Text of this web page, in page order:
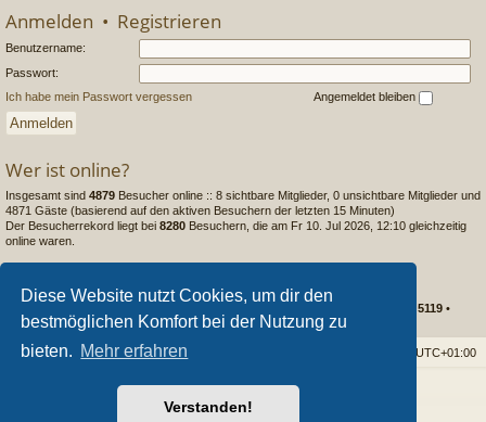
Diese Website nutzt Cookies, um dir den
bestmöglichen Komfort bei der Nutzung zu
bieten. Mehr erfahren
Verstanden!
Anmelden • Registrieren
Benutzername:
Passwort:
Ich habe mein Passwort vergessen
Angemeldet bleiben
Wer ist online?
Insgesamt sind 4879 Besucher online :: 8 sichtbare Mitglieder, 0 unsichtbare Mitglieder und
4871 Gäste (basierend auf den aktiven Besuchern der letzten 15 Minuten)
Der Besucherrekord liegt bei 8280 Besuchern, die am Fr 10. Jul 2026, 12:10 gleichzeitig
online waren.
Statistik
• Themen insgesamt 5119 •
Unser neuestes Mitglied: Matthias63
Foren-Übersicht UTC+01:00
Powered byphpBB® Forum Software © phpBB Limited
Style vonArty- phpBB 3.3 von MrGaby